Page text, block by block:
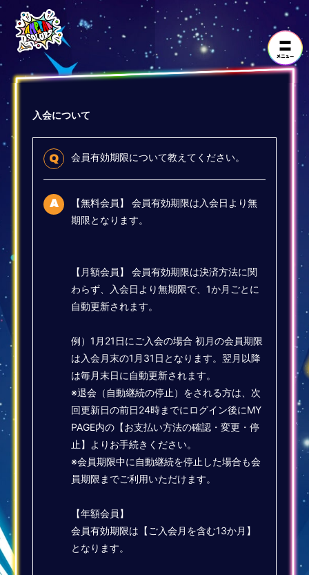
入会について
Q 会員有効期限について教えてください。
A
【無料会員】 会員有効期限は入会日より無
期限となります。
【月額会員】 会員有効期限は決済方法に関
わらず、入会日より無期限で、1か月ごとに
自動更新されます。
例）1月21日にご入会の場合 初月の会員期限
は入会月末の1月31日となります。翌月以降
は毎月末日に自動更新されます。
※退会（自動継続の停止）をされる方は、次
回更新日の前日24時までにログイン後にMY
PAGE内の【お支払い方法の確認・変更・停
止】よりお手続きください。
※会員期限中に自動継続を停止した場合も会
員期限までご利用いただけます。
【年額会員】
会員有効期限は【ご入会月を含む13か月】
となります。